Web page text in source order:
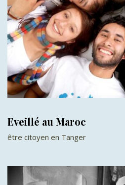
Eveillé au Maroc
être citoyen en Tanger